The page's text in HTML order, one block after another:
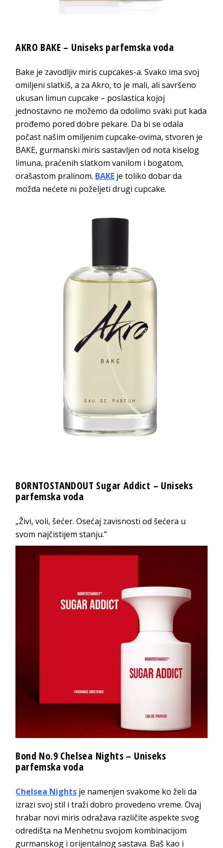
AKRO BAKE – Uniseks parfemska voda
Bake je zavodljiv miris cupcakes-a. Svako ima svoj
omiljeni slatkiš, a za Akro, to je mali, ali savršeno
ukusan limun cupcake – poslastica kojoj
jednostavno ne možemo da odolimo svaki put kada
prođemo pored dobre pekare. Da bi se odala
počast našim omiljenim cupcake-ovima, stvoren je
BAKE, gurmanski miris sastavljen od nota kiselog
limuna, praćenih slatkom vanilom i bogatom,
orašastom pralinom. BAKE je toliko dobar da
možda nećete ni poželjeti drugi cupcake.
BORNTOSTANDOUT Sugar Addict – Uniseks
parfemska voda
„Živi, voli, šećer. Osećaj zavisnosti od šećera u
svom najčistijem stanju.“
Bond No.9 Chelsea Nights – Uniseks
parfemska voda
Chelsea Nights je namenjen svakome ko želi da
izrazi svoj stil i traži dobro provedeno vreme. Ovaj
hrabar novi miris odražava različite aspekte svog
odredišta na Menhetnu svojom kombinacijom
gurmanskog i orijentalnog sastava. Baš kao i